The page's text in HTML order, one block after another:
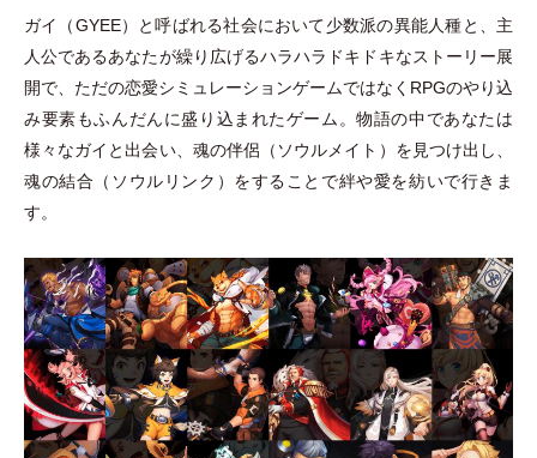
ガイ （GYEE）
と呼ばれる社会において少数派の異能人種と、主
人公であるあなたが繰り広げるハラハラドキドキなストーリー展
開で、ただの恋愛シミュレーションゲームではなくRPGのやり込
み要素もふんだんに盛り込まれたゲーム。物語の中であなたは
様々なガイと出会い、魂の伴侶 （ ソウルメイト ） を見つけ出し、
魂の結合 （ ソウルリンク ） をすることで絆や愛を紡いで行きま
す。